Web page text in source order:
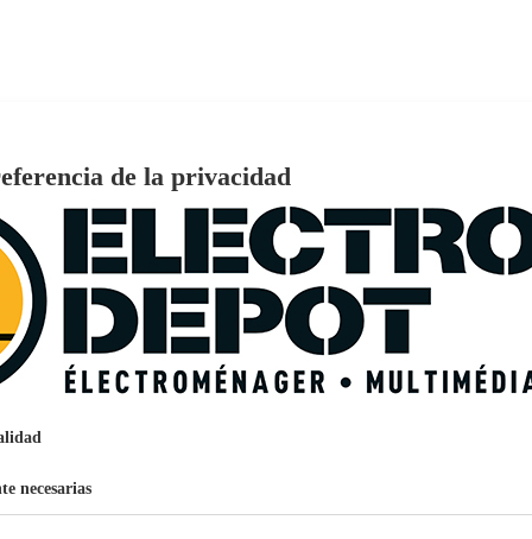
159€ 96
Pago aplazos
EcoTank EPSON ET-2861
Mini-LED 144hZ con Sonido
de la privacidad
necesarias